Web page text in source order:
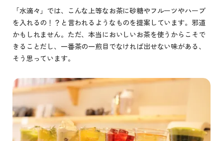
「水滴々」では、こんな上等なお茶に砂糖やフルーツやハーブ
を入れるの！？と言われるようなものを提案しています。邪道
かもしれません。ただ、本当においしいお茶を使うからこそで
きることだし、一番茶の一煎目でなければ出せない味がある、
そう思っています。